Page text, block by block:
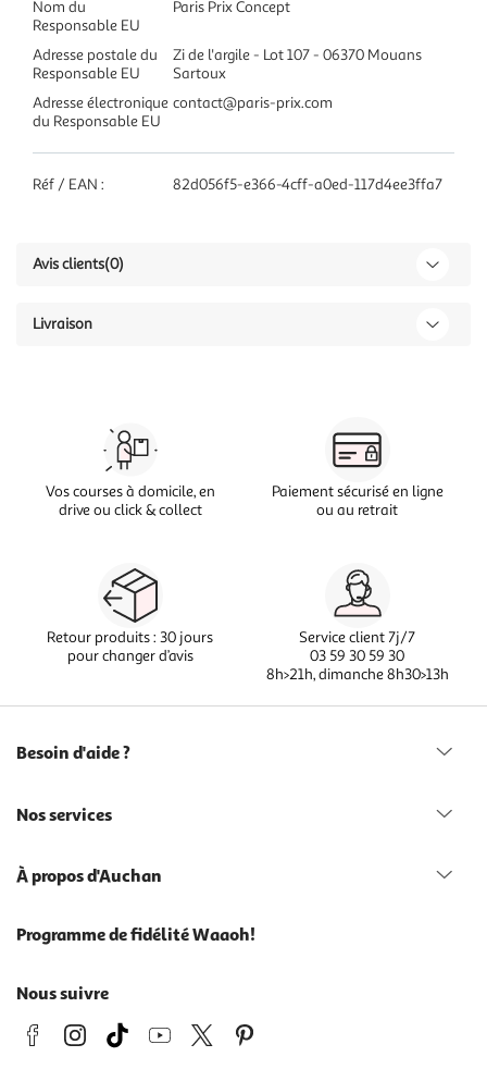
Nom du
Responsable EU
Paris Prix Concept
Adresse postale du
Responsable EU
Zi de l'argile - Lot 107 - 06370 Mouans
Sartoux
Adresse électronique
du Responsable EU
contact@paris-prix.com
Réf / EAN : 82d056f5-e366-4cff-a0ed-117d4ee3ffa7
Avis clients(0)
Livraison
Vos courses à domicile, en
drive ou click & collect
Paiement sécurisé en ligne
ou au retrait
Retour produits : 30 jours
pour changer d’avis
Service client 7j/7
03 59 30 59 30
8h>21h, dimanche 8h30>13h
Besoin d'aide ?
Nos services
À propos d'Auchan
Programme de fidélité Waaoh!
Nous suivre